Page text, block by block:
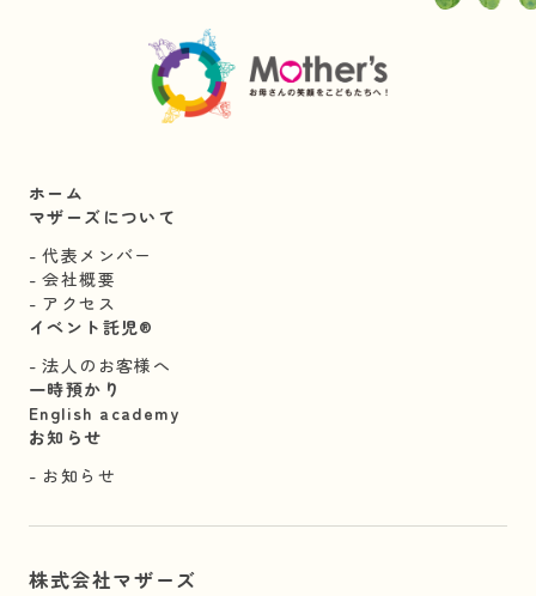
ホーム
マザーズについて
代表メンバー
会社概要
アクセス
イベント託児®︎
法人のお客様へ
一時預かり
English academy
お知らせ
お知らせ
株式会社マザーズ